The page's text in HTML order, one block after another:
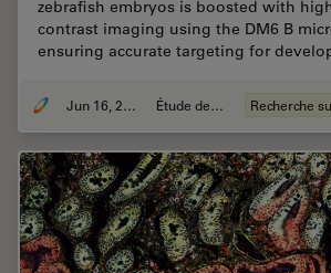
zebrafish embryos is boosted with
contrast imaging using the DM6 B
ensuring accurate targeting for
Jun 16, 2025 Étude de cas